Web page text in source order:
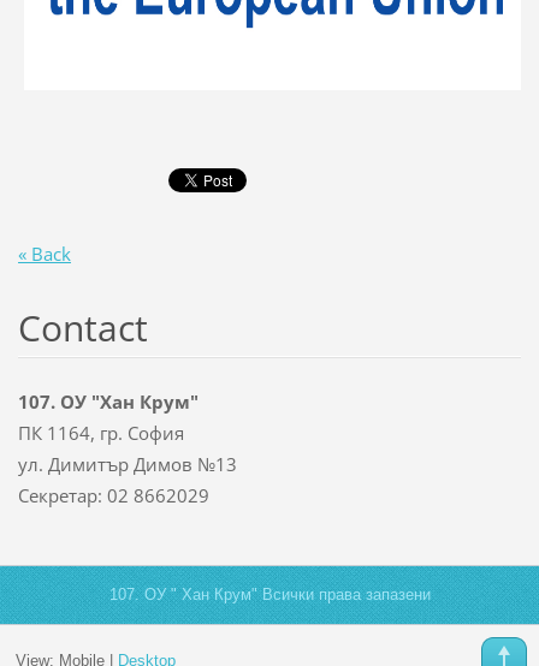
« Back
Contact
107. ОУ "Хан Крум"
ПК 1164, гр. София
ул. Димитър Димов №13
Секретар: 02 8662029
107. ОУ " Хан Крум" Всички права запазени
View: Mobile| Desktop